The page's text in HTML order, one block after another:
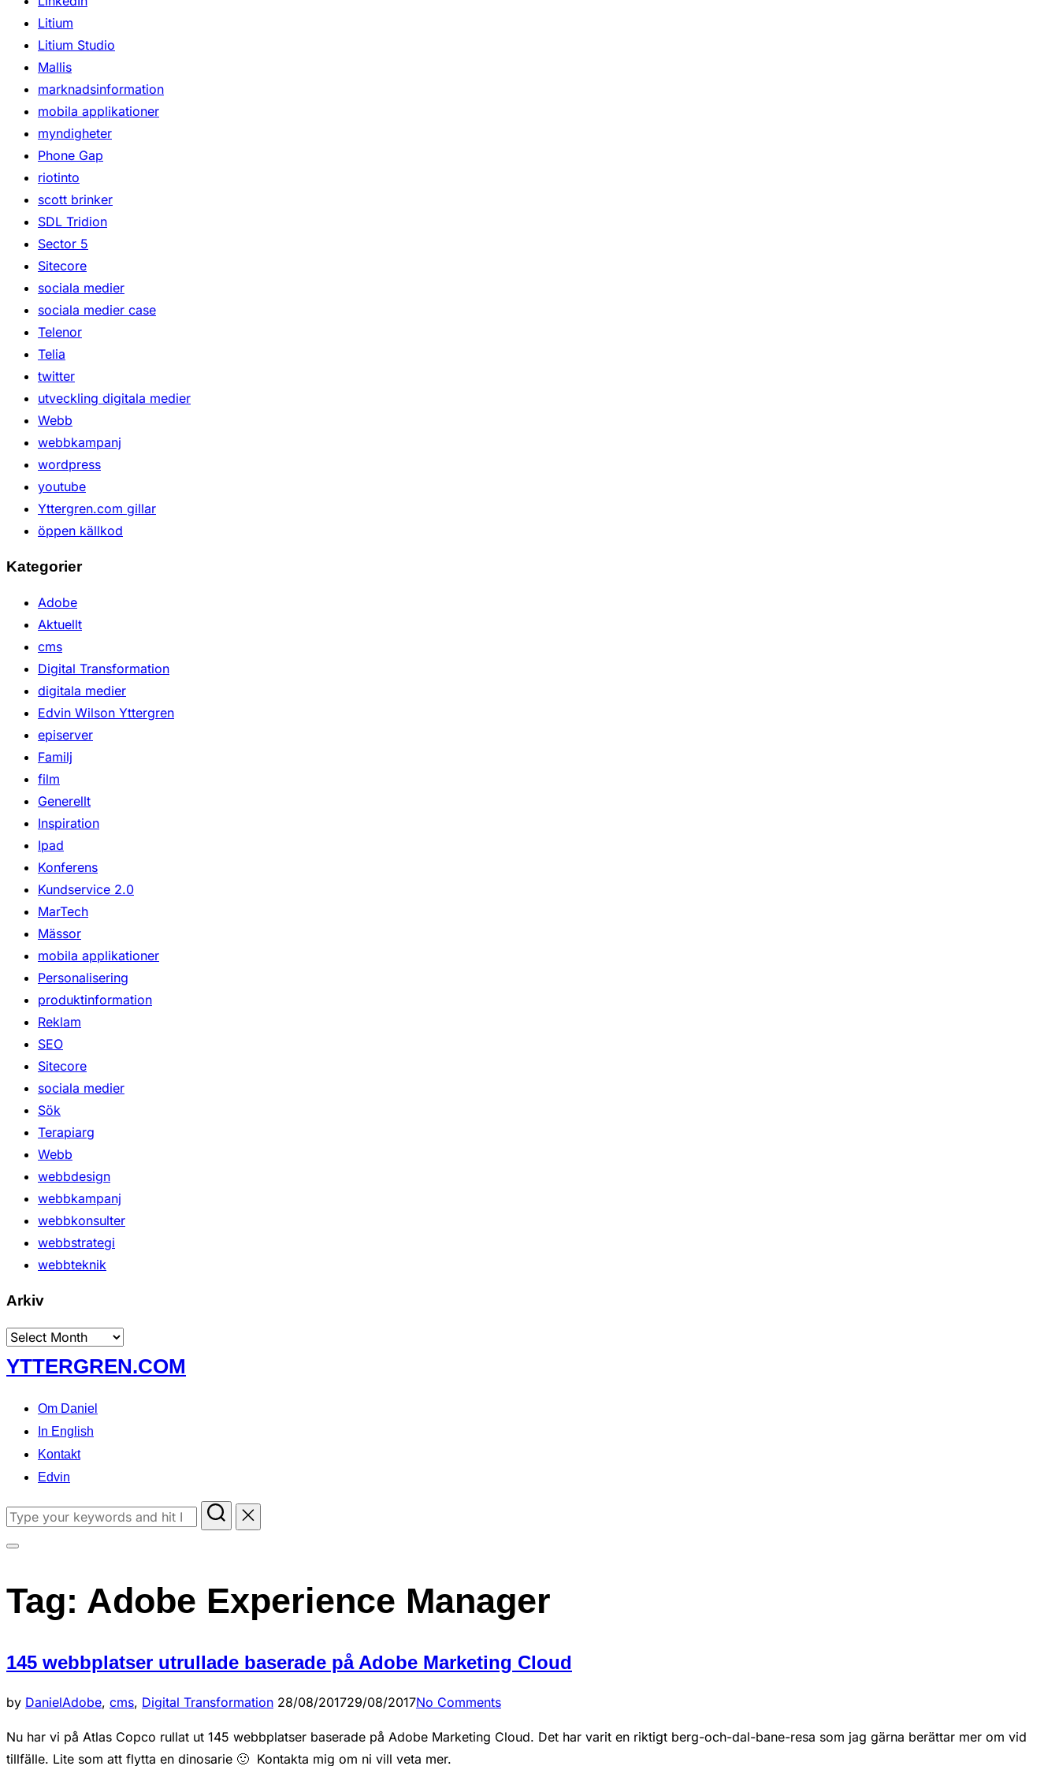
Litium
Litium Studio
Mallis
marknadsinformation
mobila applikationer
myndigheter
Phone Gap
riotinto
scott brinker
SDL Tridion
Sector 5
Sitecore
sociala medier
sociala medier case
Telenor
Telia
twitter
utveckling digitala medier
Webb
webbkampanj
wordpress
youtube
Yttergren.com gillar
öppen källkod
Kategorier
Adobe
Aktuellt
cms
Digital Transformation
digitala medier
Edvin Wilson Yttergren
episerver
Familj
film
Generellt
Inspiration
Ipad
Konferens
Kundservice 2.0
MarTech
Mässor
mobila applikationer
Personalisering
produktinformation
Reklam
SEO
Sitecore
sociala medier
Sök
Terapiarg
Webb
webbdesign
webbkampanj
webbkonsulter
webbstrategi
webbteknik
Arkiv
Arkiv
Skip
to
content
YTTERGREN.COM
Om Daniel
In English
Kontakt
Edvin
Search
navigation
Tag: Adobe Experience Manager
145 webbplatser utrullade baserade på Adobe Marketing Cloud
by DanielAdobe, cms, Digital TransformationPosted
28/08/201729/08/2017No Comments
Nu har vi på Atlas Copco rullat ut 145 webbplatser baserade på Adobe Marketing Cloud. Det har varit en riktigt berg-och-dal-bane-resa som jag gärna berättar mer om vid
tillfälle. Lite som att flytta en dinosarie 🙂 Kontakta mig om ni vill veta mer.